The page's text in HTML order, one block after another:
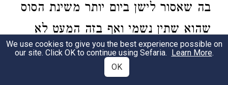
בה שאסור לישן ביום יותר משינת הסוס
שהוא שתין נשמיואף בזה המעט לא
תהא כוונתו להנאת גופו אלא להחזיק
גופו לעבודת הש"י וכן בכל מה שיהנה
We use cookies to give you the best experience possible on
our site. Click OK to continue using Sefaria. Learn More.
OK